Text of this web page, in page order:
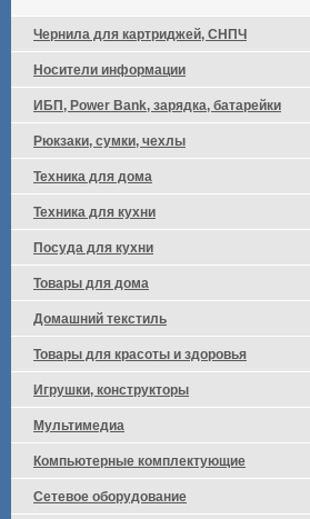
Чернила для картриджей, СНПЧ
Носители информации
ИБП, Power Bank, зарядка, батарейки
Рюкзаки, сумки, чехлы
Техника для дома
Техника для кухни
Посуда для кухни
Товары для дома
Домашний текстиль
Товары для красоты и здоровья
Игрушки, конструкторы
Мультимедиа
Компьютерные комплектующие
Сетевое оборудование